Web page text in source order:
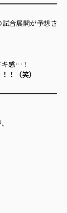
合展開が予想さ
感…！
！（笑）